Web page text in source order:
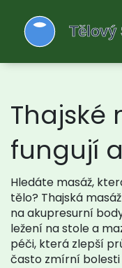
Thajské
fungují
Hledáte masáž,
tělo? Thajská
na akupresurní
ležení na stole a
péči, která zlepší
často zmírní bolesti